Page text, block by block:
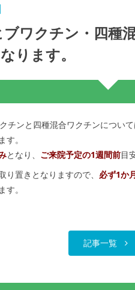
ワクチン・四種
ります。
チンと四種混合ワクチンについ
す。
となり、 ご来院予定の1週間前目
り置きとなりますので、 必ず1か
す。
記事一覧